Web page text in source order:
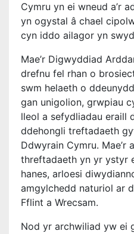
Cymru yn ei wneud a’r
yn ogystal â chael
cyn iddo ailagor yn
Mae’r Digwyddiad
drefnu fel rhan o
swm helaeth o
gan unigolion, grwpiau
lleol a sefydliadau eraill
ddehongli treftadaeth
Ddwyrain Cymru. Mae’r
threftadaeth yn yr ystyr
hanes, arloesi
amgylchedd naturiol ar
Fflint a Wrecsam.
Nod yr archwiliad yw ei